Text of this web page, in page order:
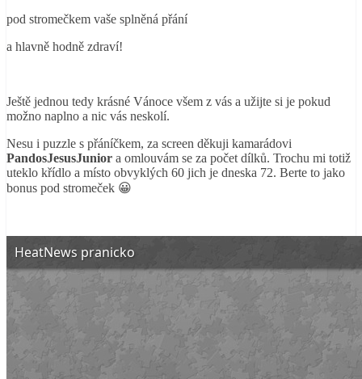
pod stromečkem vaše splněná přání
a hlavně hodně zdraví!
Ještě jednou tedy krásné Vánoce všem z vás a užijte si je pokud
možno naplno a nic vás neskolí.
Nesu i puzzle s přáníčkem, za screen děkuji kamarádovi
PandosJesusJunior a omlouvám se za počet dílků. Trochu mi totiž
uteklo křídlo a místo obvyklých 60 jich je dneska 72. Berte to jako
bonus pod stromeček 😀